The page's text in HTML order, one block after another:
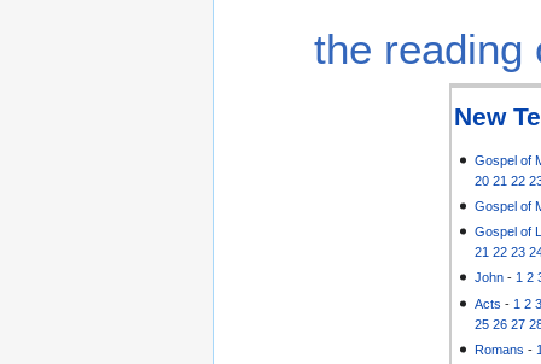
the reading
New
Gospel of
20 21 22
Gospel of
Gospel of
21 22 23
John -1 2
Acts - 1 2
25 26 27
Romans -